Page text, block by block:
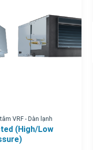
VRF - Dàn lạnh
(High/Low